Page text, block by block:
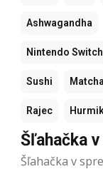
Ashwagandha
Nintendo Switch
Sushi Matcha
Rajec
Šľahačka
Šľahačka v